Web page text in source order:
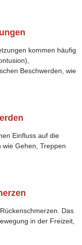
kommen häufig
Beschwerden, wie
Einfluss auf die
wie Gehen, Treppen
Das
in der Freizeit,